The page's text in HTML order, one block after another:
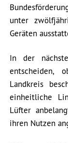
unter
Geräten
In der
entscheiden,
Landkreis
einheitliche
Lüfter
ihren Nutzen